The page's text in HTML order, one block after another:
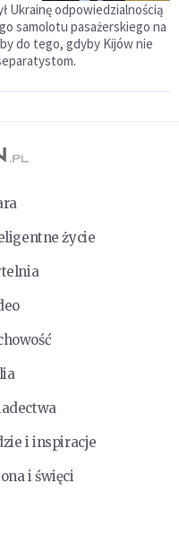
Ukrainę odpowiedzialnością
samolotu pasażerskiego na
do tego, gdyby Kijów nie
życie
i inspiracje
i święci